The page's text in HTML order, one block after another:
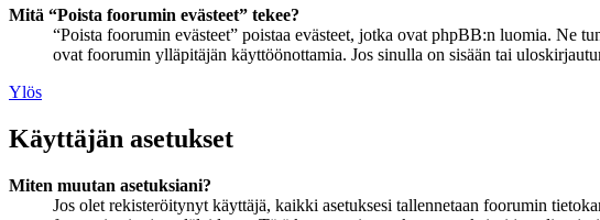
Mitä “Poista foorumin evästeet” tekee?
“Poista foorumin evästeet” poistaa evästeet, jotka ovat phpBB:n luomia. Ne
ovat foorumin ylläpitäjän käyttöönottamia. Jos sinulla on sisään tai
Ylös
Käyttäjän asetukset
Miten muutan asetuksiani?
Jos olet rekisteröitynyt käyttäjä, kaikki asetuksesi tallennetaan foorumin